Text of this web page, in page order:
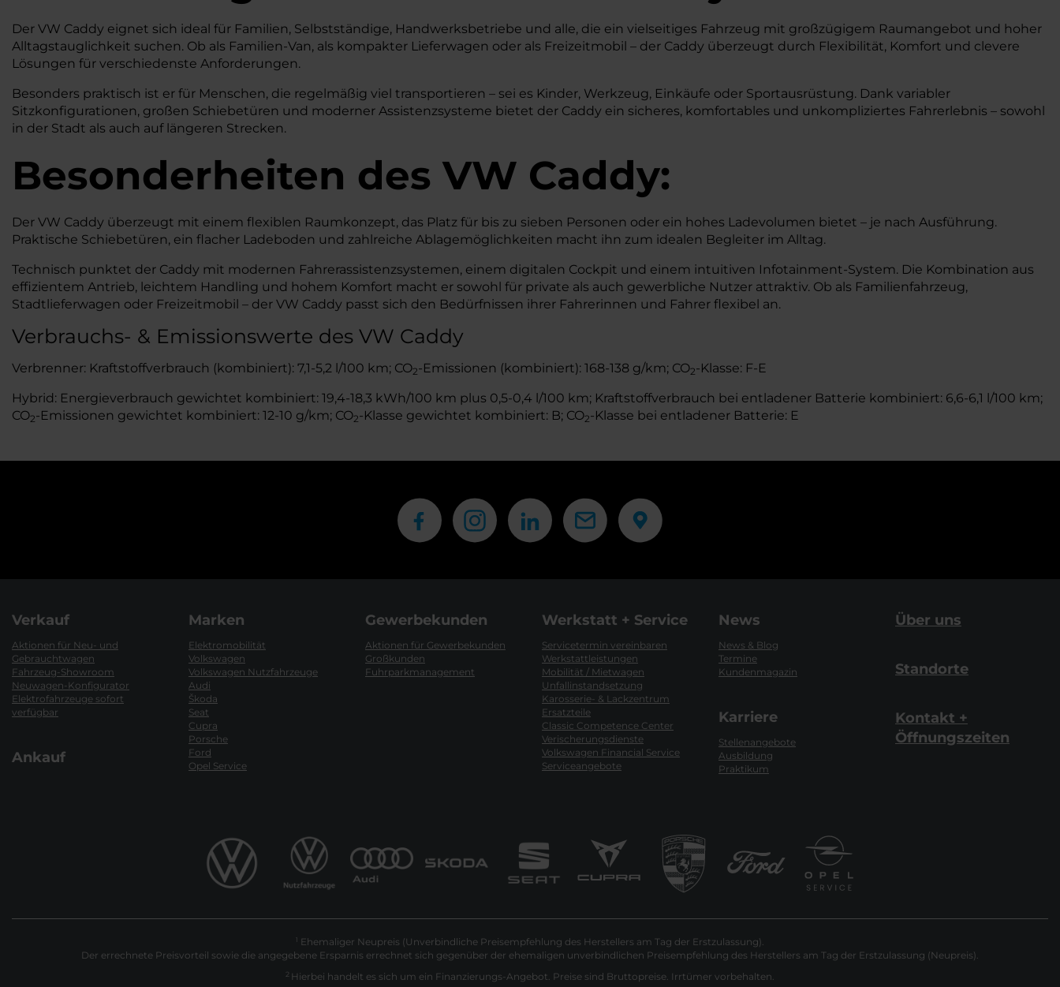
Der VW Caddy eignet sich ideal für Familien, Selbstständige, Handwerksbetriebe und alle, die ein vielseitiges Fahrzeug mit großzügigem Raumangebot und hoher
Alltagstauglichkeit suchen. Ob als Familien-Van, als kompakter Lieferwagen oder als Freizeitmobil – der Caddy überzeugt durch Flexibilität, Komfort und clevere
Lösungen für verschiedenste Anforderungen.
Besonders praktisch ist er für Menschen, die regelmäßig viel transportieren – sei es Kinder, Werkzeug, Einkäufe oder Sportausrüstung. Dank variabler
Sitzkonfigurationen, großen Schiebetüren und moderner Assistenzsysteme bietet der Caddy ein sicheres, komfortables und unkompliziertes Fahrerlebnis – sowohl
in der Stadt als auch auf längeren Strecken.
Besonderheiten des VW Caddy:
Der VW Caddy überzeugt mit einem flexiblen Raumkonzept, das Platz für bis zu sieben Personen oder ein hohes Ladevolumen bietet – je nach Ausführung.
Praktische Schiebetüren, ein flacher Ladeboden und zahlreiche Ablagemöglichkeiten macht ihn zum idealen Begleiter im Alltag.
Technisch punktet der Caddy mit modernen Fahrerassistenzsystemen, einem digitalen Cockpit und einem intuitiven Infotainment-System. Die Kombination aus
effizientem Antrieb, leichtem Handling und hohem Komfort macht er sowohl für private als auch gewerbliche Nutzer attraktiv. Ob als Familienfahrzeug,
Stadtlieferwagen oder Freizeitmobil – der VW Caddy passt sich den Bedürfnissen ihrer Fahrerinnen und Fahrer flexibel an.
Verbrauchs- & Emissionswerte des VW Caddy
Verbrenner: Kraftstoffverbrauch (kombiniert): 7,1-5,2 l/100 km; CO2-Emissionen (kombiniert): 168-138 g/km; CO2-Klasse: F-E
Hybrid: Energieverbrauch gewichtet kombiniert: 19,4-18,3 kWh/100 km plus 0,5-0,4 l/100 km; Kraftstoffverbrauch bei entladener Batterie kombiniert: 6,6-6,1 l/100 km;
CO2-Emissionen gewichtet kombiniert: 12-10 g/km; CO2-Klasse gewichtet kombiniert: B; CO2-Klasse bei entladener Batterie: E
Verkauf
Aktionen für Neu- und
Gebrauchtwagen
Fahrzeug-Showroom
Neuwagen-Konfigurator
Elektrofahrzeuge sofort
verfügbar
Ankauf
Marken
Elektromobilität
Volkswagen
Volkswagen Nutzfahrzeuge
Audi
Škoda
Seat
Cupra
Porsche
Ford
Opel Service
Gewerbekunden
Aktionen für Gewerbekunden
Großkunden
Fuhrparkmanagement
Werkstatt + Service
Servicetermin vereinbaren
Werkstattleistungen
Mobilität / Mietwagen
Unfallinstandsetzung
Karosserie- & Lackzentrum
Ersatzteile
Classic Competence Center
Verischerungsdienste
Volkswagen Financial Service
Serviceangebote
News
News & Blog
Termine
Kundenmagazin
Karriere
Stellenangebote
Ausbildung
Praktikum
Über uns
Standorte
Kontakt +
Öffnungszeiten
1 Ehemaliger Neupreis (Unverbindliche Preisempfehlung des Herstellers am Tag der Erstzulassung).
Der errechnete Preisvorteil sowie die angegebene Ersparnis errechnet sich gegenüber der ehemaligen unverbindlichen Preisempfehlung des Herstellers am Tag der Erstzulassung (Neupreis).
2 Hierbei handelt es sich um ein Finanzierungs-Angebot. Preise sind Bruttopreise. Irrtümer vorbehalten.